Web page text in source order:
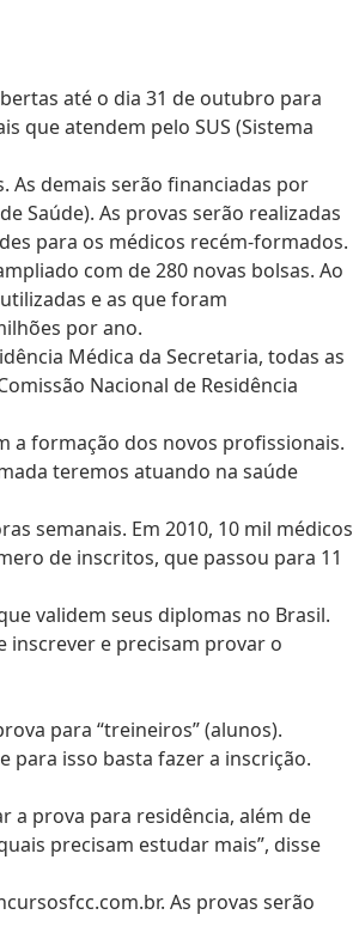
até o dia 31 de outubro para
que atendem pelo SUS (Sistema
As demais serão financiadas por
Saúde). As provas serão realizadas
para os médicos recém-formados.
com de 280 novas bolsas. Ao
e as que foram
por ano.
Médica da Secretaria, todas as
Nacional de Residência
a formação dos novos profissionais.
teremos atuando na saúde
semanais. Em 2010, 10 mil médicos
de inscritos, que passou para 11
validem seus diplomas no Brasil.
inscrever e precisam provar o
para “treineiros” (alunos).
para isso basta fazer a inscrição.
a prova para residência, além de
precisam estudar mais”, disse
As provas serão